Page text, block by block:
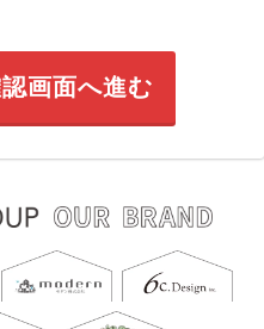
画面へ進む